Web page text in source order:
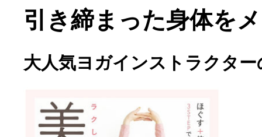
引き締まった身体を
大人気ヨガインストラクタ